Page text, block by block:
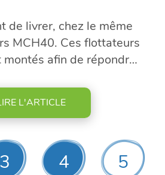
de livrer, chez le même
Ces flottateurs
afin de répondre
total de 580 m³/h
L'ARTICLE
3 4
5